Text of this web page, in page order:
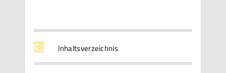
h Inhaltsverzeichnis